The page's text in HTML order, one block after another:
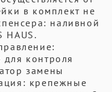
в комплект не
наливной
HAUS.
контроля
замены
крепежные